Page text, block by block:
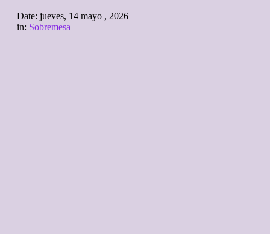
Date: jueves, 14 mayo , 2026
in: Sobremesa